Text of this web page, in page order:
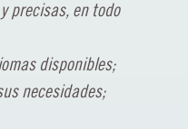
precisas, en todo
disponibles;
necesidades;